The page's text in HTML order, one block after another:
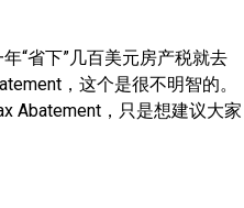
“省下”几百美元房产税就去
，这个是很不明智的。
Abatement，只是想建议大家